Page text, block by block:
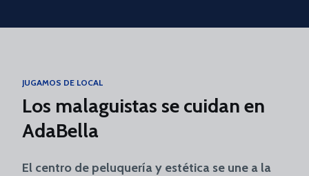
Skip to main content
JUGAMOS DE LOCAL
Los malaguistas se cuidan en
AdaBella
El centro de peluquería y estética se une a la